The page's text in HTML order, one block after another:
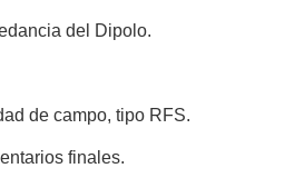
AFICIÓN
del Dipolo.
de campo, tipo RFS.
finales.